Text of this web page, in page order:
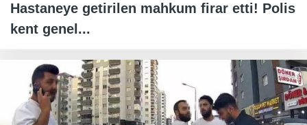
Hastaneye getirilen mahkum firar etti! Polis
kent genel...